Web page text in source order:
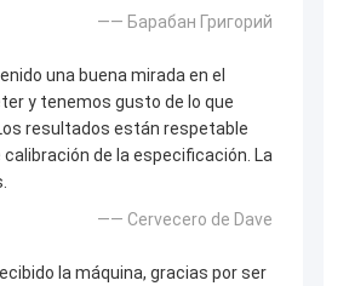
—— Барабан Григорий
una buena mirada en el
y tenemos gusto de lo que
resultados están respetable
calibración de la especificación. La
—— Cervecero de Dave
la máquina, gracias por ser